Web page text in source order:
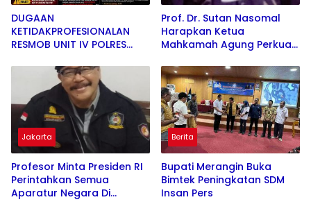
DUGAAN
KETIDAKPROFESIONALAN
RESMOB UNIT IV POLRES
DISOROT LBH HARIMAU
Prof. Dr. Sutan Nasomal
Harapkan Ketua
Mahkamah Agung Perkuat
dengan Pers, Soroti
Dugaan Insiden di PN
Watansoppeng
Jakarta
Profesor Minta Presiden RI
Perintahkan Semua
Aparatur Negara Di
Berita
Bupati Merangin Buka
Bimtek Peningkatan SDM
Insan Pers